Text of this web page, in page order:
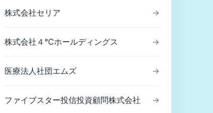
株式会社セリア →
株式会社４℃ホールディングス →
医療法人社団エムズ →
ファイブスター投信投資顧問株式会社 →